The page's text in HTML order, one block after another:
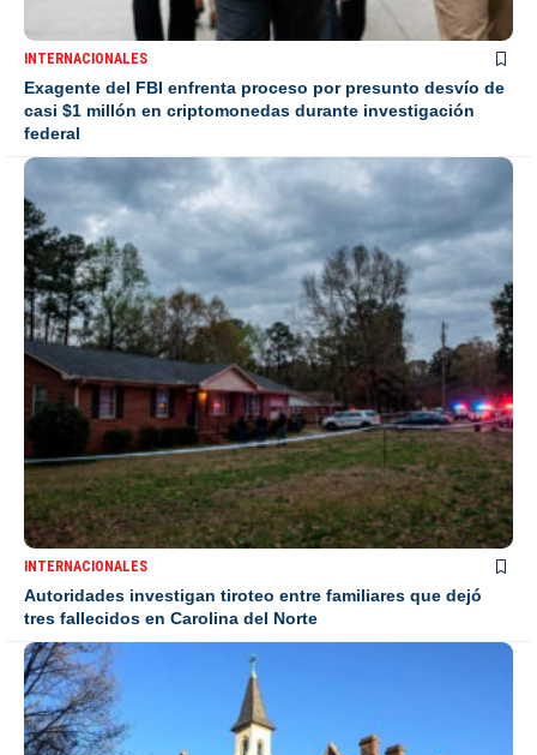
INTERNACIONALES
Exagente del FBI enfrenta proceso por presunto desvío de
casi $1 millón en criptomonedas durante investigación
federal
INTERNACIONALES
Autoridades investigan tiroteo entre familiares que dejó
tres fallecidos en Carolina del Norte